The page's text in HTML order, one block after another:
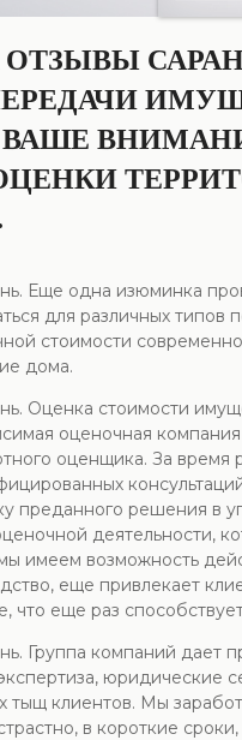
Еще одна изюминка
для различных
стоимости
дома.
Оценка стоимости
оценочная
оценщика. За
преданного решения
деятельности,
имеем возможность
еще привлекает
что еще раз
Группа компаний дает
юридические
тыщ клиентов. Мы
в короткие